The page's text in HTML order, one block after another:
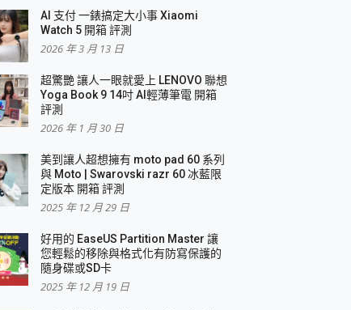
AI 支付 一錶搞定大小事 Xiaomi
Watch 5 開箱 評測
2026 年 3 月 13 日
超驚艷 讓人一眼就愛上 LENOVO 聯想
Yoga Book 9 14吋 AI輕薄筆電 開箱
評測
2026 年 1 月 30 日
美到讓人超想擁有 moto pad 60 系列
與 Moto | Swarovski razr 60 冰藍限
定版本 開箱 評測
2025 年 12 月 29 日
好用的 EaseUS Partition Master 讓
您輕鬆的移除與格式化有防寫保護的
隨身碟或SD卡
2025 年 12 月 19 日